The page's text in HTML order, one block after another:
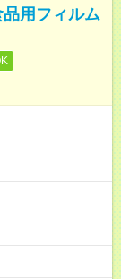
品用フィルム